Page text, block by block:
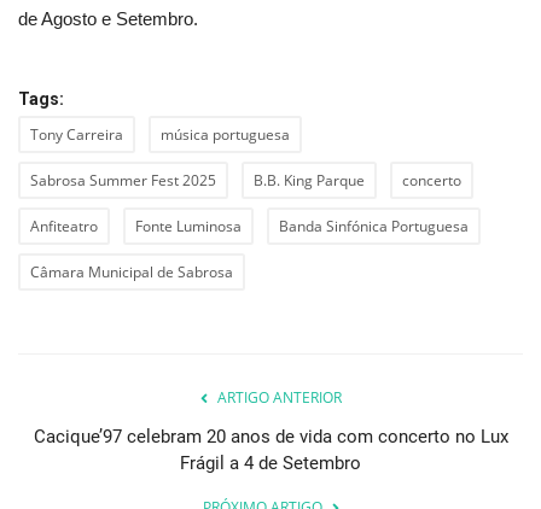
de Agosto e Setembro.
Tags:
Tony Carreira música portuguesa
Sabrosa Summer Fest 2025 B.B. King Parque concerto
Anfiteatro Fonte Luminosa Banda Sinfónica Portuguesa
Câmara Municipal de Sabrosa
ARTIGO ANTERIOR
Cacique’97 celebram 20 anos de vida com concerto no Lux
Frágil a 4 de Setembro